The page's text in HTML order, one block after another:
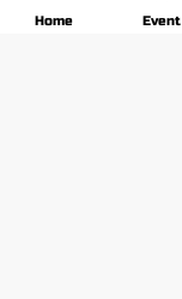
Home Event